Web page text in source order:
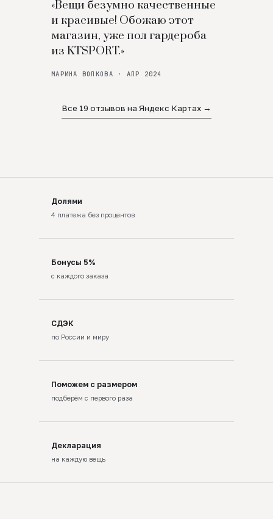
«Вещи безумно качественные
и красивые! Обожаю этот
магазин, уже пол гардероба
из KTSPORT.»
МАРИНА ВОЛКОВА · АПР 2024
Все 19 отзывов на Яндекс Картах →
Долями
4 платежа без процентов
Бонусы 5%
с каждого заказа
СДЭК
по России и миру
Поможем с размером
подберём с первого раза
Декларация
на каждую вещь